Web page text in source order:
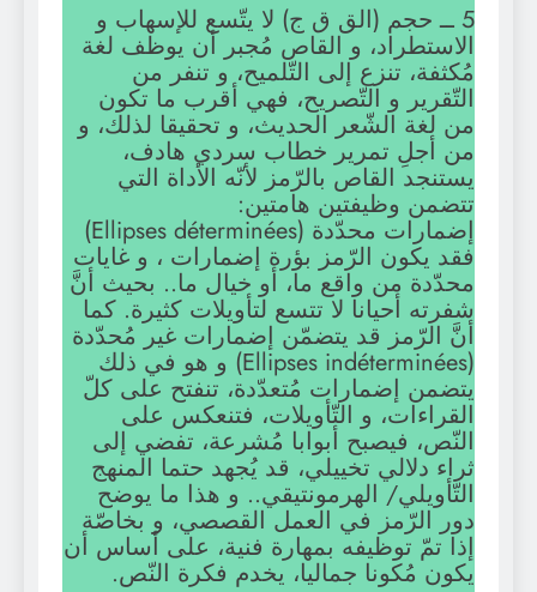
5 ــ حجم (الق ق ج) لا يتّسع للإسهاب و
الاستطراد، و القاص مُجبر أن يوظف لغة
مُكثفة، تنزع إلى التّلميح، و تنفر من
التّقرير و التّصريح، فهي أقرب ما تكون
من لغة الشّعر الحديث، و تحقيقا لذلك، و
من أجلِ تمرير خطاب سردي هادف،
يستنجد القاص بالرّمز لأنّه الأداة التي
تتضمن وظيفتين هامتين:
إضمارات محدّدة (Ellipses déterminées)
فقد يكون الرّمز بؤرة إضمارات ، و غايات
محدّدة من واقع ما، أو خيال ما.. بحيث أنَّ
شفرته أحيانا لا تتسع لتأويلات كثيرة. كما
أنَّ الرّمز قد يتضمّن إضمارات غير مُحدّدة
(Ellipses indéterminées) و هو في ذلك
يتضمن إضمارات مُتعدّدة، تنفتح على كلّ
القراءات، و التّأويلات، فتنعكس على
النّص، فيصبح أبوابا مُشرعة، تفضي إلى
ثراء دلالي تخييلي، قد يُجهد حتما المنهج
التّأويلي/ الهرمونتيقي.. و هذا ما يوضح
دور الرّمز في العمل القصصي، و بخاصّة
إذا تمّ توظيفه بمهارة فنية، على أساس أن
يكون مُكونا جماليا، يخدم فكرة النّص.